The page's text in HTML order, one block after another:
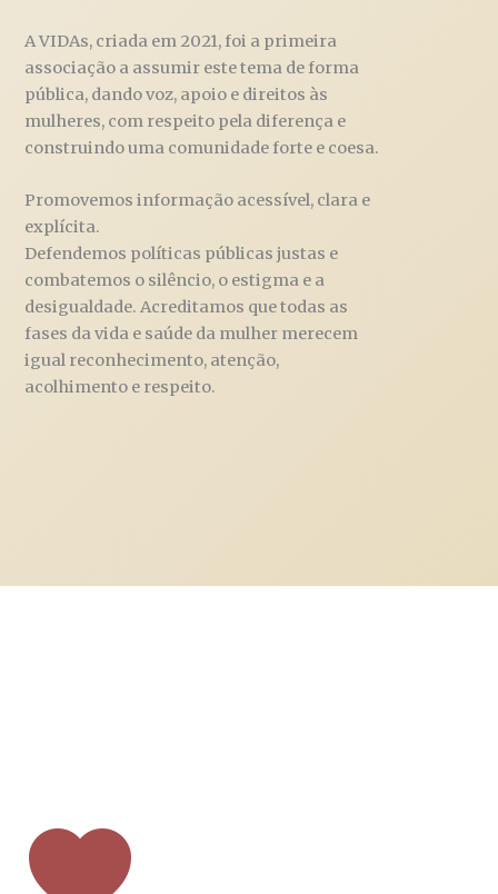
A VIDAs, criada em 2021, foi a primeira
associação a assumir este tema de forma
pública, dando voz, apoio e direitos às
mulheres, com respeito pela diferença e
construindo uma comunidade forte e coesa.
Promovemos informação acessível, clara e
explícita.
Defendemos políticas públicas justas e
combatemos o silêncio, o estigma e a
desigualdade. Acreditamos que todas as
fases da vida e saúde da mulher merecem
igual reconhecimento, atenção,
acolhimento e respeito.